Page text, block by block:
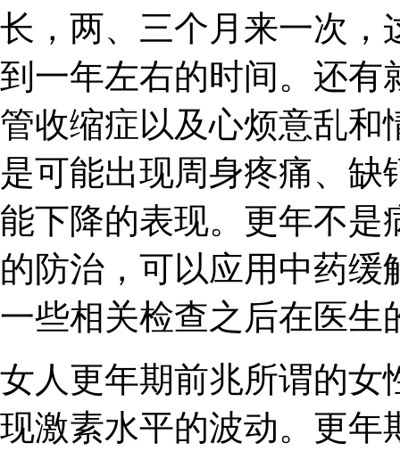
长，两、三个月来一次，
到一年左右的时间。还有
管收缩症以及心烦意乱和
是可能出现周身疼痛、
能下降的表现。更年不是
的防治，可以应用中药
一些相关检查之后在医生
女人更年期前兆所谓的女
现激素水平的波动。更年